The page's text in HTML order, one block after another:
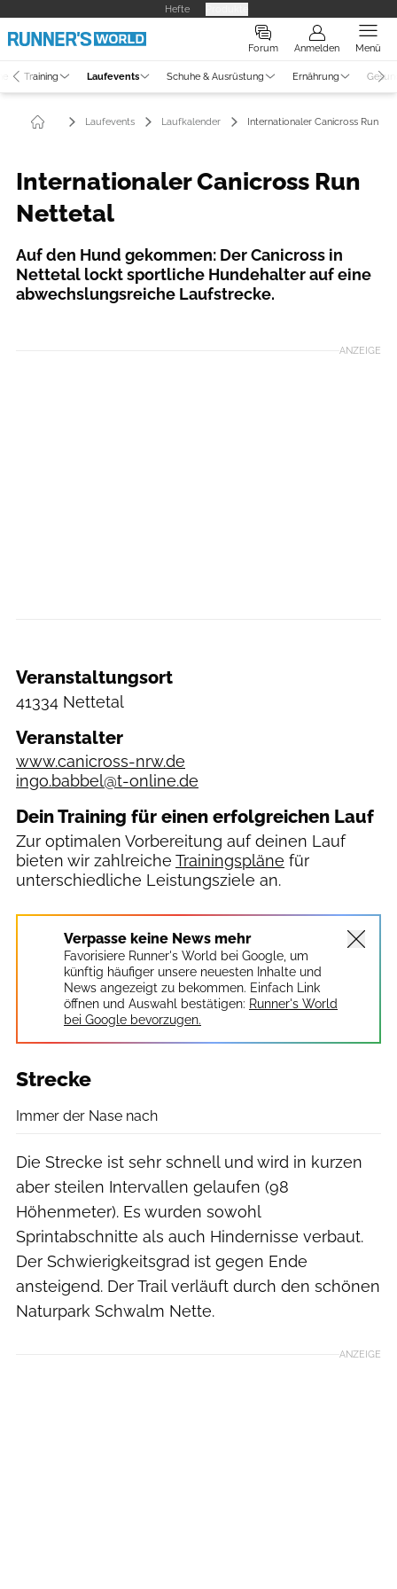
Hefte
Forum Anmelden Menü
Training Laufevents Schuhe & Ausrüstung Ernährung
Laufevents Laufkalender Internationaler Canicross Run
Internationaler Canicross Run
Nettetal
Auf den Hund gekommen: Der Canicross in
Nettetal lockt sportliche Hundehalter auf eine
abwechslungsreiche Laufstrecke.
ANZEIGE
Veranstaltungsort
41334 Nettetal
Veranstalter
www.canicross-nrw.de
ingo.babbel@t-online.de
Dein Training für einen erfolgreichen Lauf
Zur optimalen Vorbereitung auf deinen Lauf
bieten wir zahlreiche Trainingspläne für
unterschiedliche Leistungsziele an.
Verpasse keine News mehr
Favorisiere Runner's World bei Google, um
künftig häufiger unsere neuesten Inhalte und
News angezeigt zu bekommen. Einfach Link
öffnen und Auswahl bestätigen: Runner's World
bei Google bevorzugen.
Strecke
Immer der Nase nach
Die Strecke ist sehr schnell und wird in kurzen
aber steilen Intervallen gelaufen (98
Höhenmeter). Es wurden sowohl
Sprintabschnitte als auch Hindernisse verbaut.
Der Schwierigkeitsgrad ist gegen Ende
ansteigend. Der Trail verläuft durch den schönen
Naturpark Schwalm Nette.
ANZEIGE